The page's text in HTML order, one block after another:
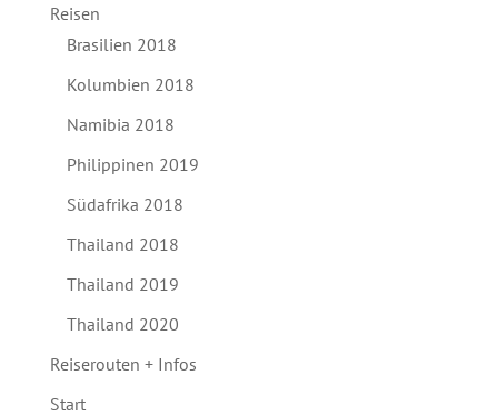
Reisen
Brasilien 2018
Kolumbien 2018
Namibia 2018
Philippinen 2019
Südafrika 2018
Thailand 2018
Thailand 2019
Thailand 2020
Reiserouten + Infos
Start